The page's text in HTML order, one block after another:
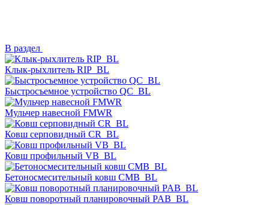
В раздел
Клык-рыхлитель RIP_BL
Быстросъемное устройство QC_BL
Мульчер навесной FMWR
Ковш серповидный CR_BL
Ковш профильный VB_BL
Бетоносмесительный ковш CMB_BL
Ковш поворотный планировочный PAB_BL